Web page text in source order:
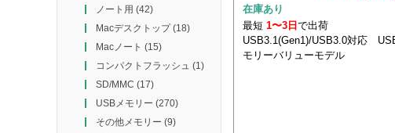
ノート用 (42)
Macデスクトップ(18)
Macノート (15)
コンパクトフラッシュ (1)
SD/MMC (17)
USBメモリー (270)
その他メモリー (9)
在庫あり
最短 1〜3日 で出荷
USB3.1(Gen1)/USB3.0対応
モリーバリューモデル